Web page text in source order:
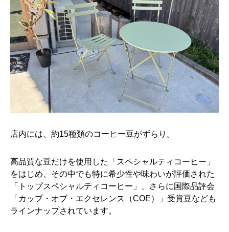
店内には、約15種類のコーヒー豆がずらり。
高品質な豆だけを使用した「スペシャルティコーヒー」
をはじめ、その中でも特に希少性や味わいが評価された
「トップスペシャルティコーヒー」、さらに国際品評会
「カップ・オブ・エクセレンス（COE）」受賞豆なども
ラインナップされています。